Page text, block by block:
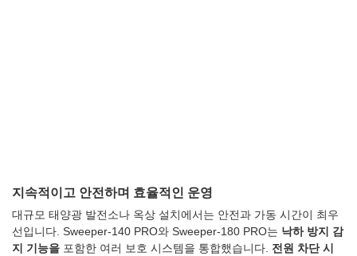
지속적이고 안전하며 효율적인 운영
대규모 태양광 발전소나 옥상 설치에서는 안전과 가동 시간이 최우
선입니다. Sweeper-140 PRO와 Sweeper-180 PRO는 낙하 방지 감
지 기능을 포함한 여러 보호 시스템을 통합했습니다. 전원 차단 시